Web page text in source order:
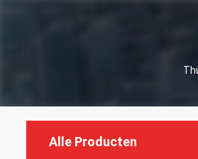
Alle Producten